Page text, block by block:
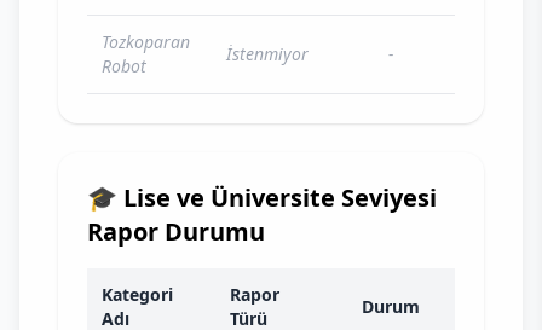
Tozkoparan
Robot
İstenmiyor -
🎓 Lise ve Üniversite Seviyesi
Rapor Durumu
Kategori
Adı
Rapor
Türü
Durum